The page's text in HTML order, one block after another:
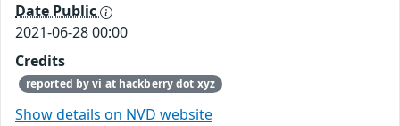
Date Public
2021-06-28 00:00
Credits
reported by vi at hackberry dot xyz
Show details on NVD website